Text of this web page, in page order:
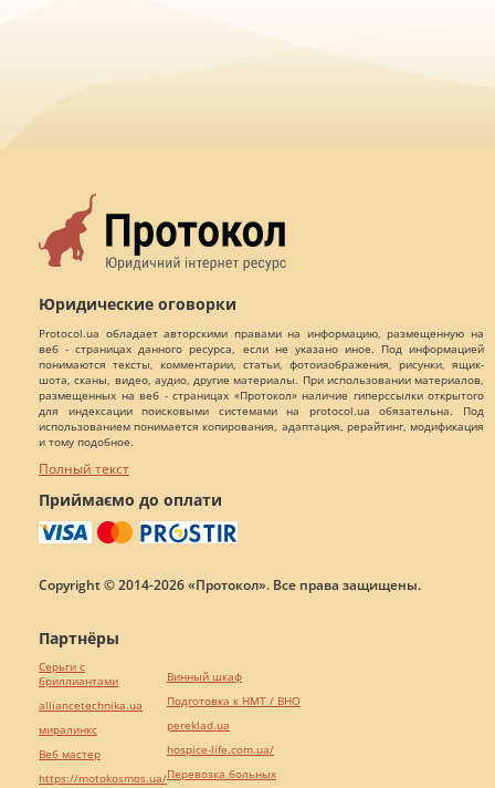
Юридические оговорки
Protocol.ua обладает авторскими правами на информацию, размещенную на
веб - страницах данного ресурса, если не указано иное. Под информацией
понимаются тексты, комментарии, статьи, фотоизображения, рисунки, ящик-
шота, сканы, видео, аудио, другие материалы. При использовании материалов,
размещенных на веб - страницах «Протокол» наличие гиперссылки открытого
для индексации поисковыми системами на protocol.ua обязательна. Под
использованием понимается копирования, адаптация, рерайтинг, модификация
и тому подобное.
Полный текст
Приймаємо до оплати
Copyright © 2014-2026 «Протокол». Все права защищены.
Партнёры
Серьги с
бриллиантами
alliancetechnika.ua
миралинкс
Веб мастер
https://motokosmos.ua/
Винный шкаф
Подготовка к НМТ / ВНО
pereklad.ua
hospice-life.com.ua/
Перевозка больных